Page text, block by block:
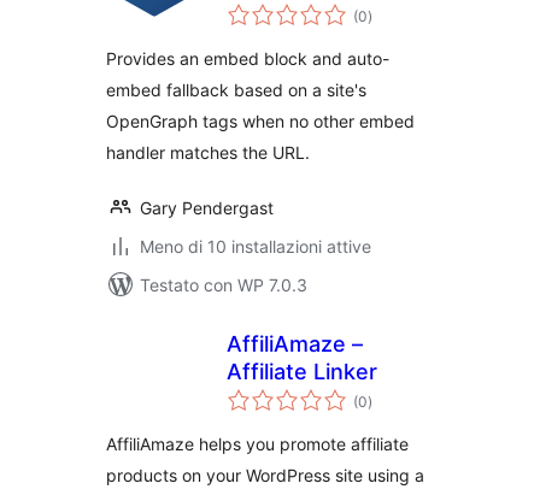
(0valutazioni
totali
)
Provides an embed block and auto-
embed fallback based on a site's
OpenGraph tags when no other embed
handler matches the URL.
Gary Pendergast
Meno di 10 installazioni attive
Testato con WP 7.0.3
AffiliAmaze –
Affiliate Linker
(0valutazioni
totali
)
AffiliAmaze helps you promote affiliate
products on your WordPress site using a